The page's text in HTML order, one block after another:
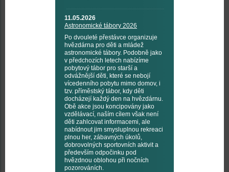
11.05.2026
Astronomické tábory 2026
Po dvouleté přestávce organizuje
hvězdárna pro děti a mládež
astronomické tábory. Podobně jako
v předchozích letech nabízíme
pobytový tábor pro starší a
odvážnější děti, které se nebojí
vícedenního pobytu mimo domov, i
tzv. příměstský tábor, kdy děti
docházejí každý den na hvězdárnu.
Obě akce jsou koncipovány jako
vzdělávací, naším cílem však není
děti zahlcovat informacemi, ale
nabídnout jim smysluplnou rekreaci
plnou her, zábavných úkolů,
dobrovolných sportovních aktivit a
především odpočinku pod
hvězdnou oblohou při nočních
pozorováních.